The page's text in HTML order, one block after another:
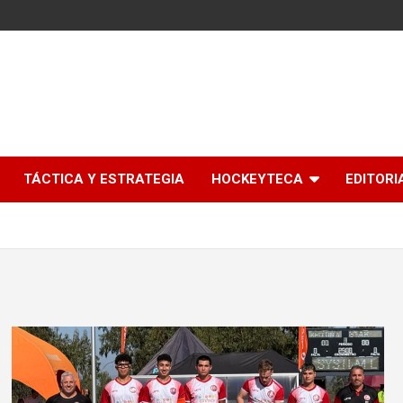
TÁCTICA Y ESTRATEGIA HOCKEYTECA